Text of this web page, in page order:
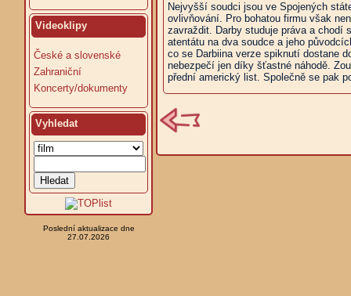
Videoklipy
České a slovenské
Zahraniční
Koncerty/dokumenty
Vyhledat
Poslední aktualizace dne
27.07.2026
Nejvyšší soudci jsou ve Spojených
ovlivňování. Pro bohatou firmu však
zavraždit. Darby studuje práva a chodí
atentátu na dva soudce a jeho
co se Darbiina verze spiknutí dostane
nebezpečí jen díky šťastné náhodě.
přední americký list. Společně se pak